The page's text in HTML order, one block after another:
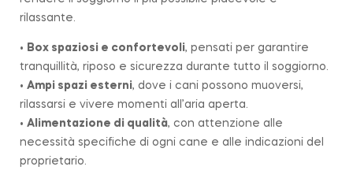
rilassante.
• Box spaziosi e confortevoli, pensati per garantire
tranquillità, riposo e sicurezza durante tutto il soggiorno.
• Ampi spazi esterni, dove i cani possono muoversi,
rilassarsi e vivere momenti all’aria aperta.
• Alimentazione di qualità, con attenzione alle
necessità specifiche di ogni cane e alle indicazioni del
proprietario.